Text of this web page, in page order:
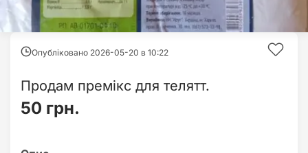
Опубліковано 2026-05-20 в 10:22
Продам премікс для телятт.
50 грн.